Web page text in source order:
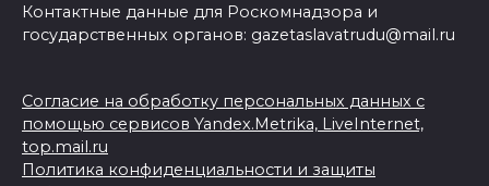
Контактные данные для Роскомнадзора и
государственных органов: gazetaslavatrudu@mail.ru
Согласие на обработку персональных данных с
помощью сервисов Yandex.Metrika, LiveInternet,
top.mail.ru
Политика конфиденциальности и защиты